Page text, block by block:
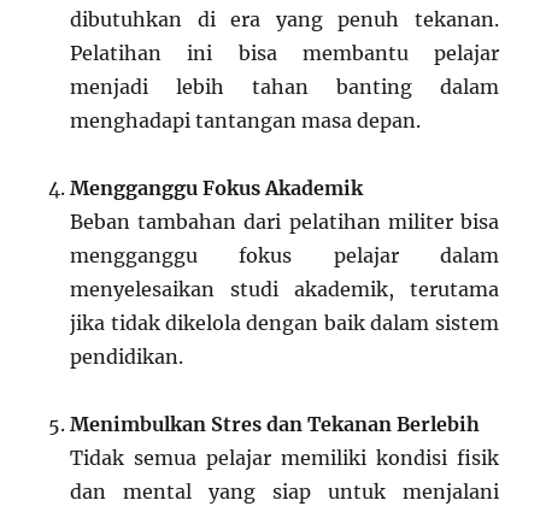
dibutuhkan di era yang penuh tekanan.
Pelatihan ini bisa membantu pelajar
menjadi lebih tahan banting dalam
menghadapi tantangan masa depan.
Mengganggu Fokus Akademik
Beban tambahan dari pelatihan militer bisa
mengganggu fokus pelajar dalam
menyelesaikan studi akademik, terutama
jika tidak dikelola dengan baik dalam sistem
pendidikan.
Menimbulkan Stres dan Tekanan Berlebih
Tidak semua pelajar memiliki kondisi fisik
dan mental yang siap untuk menjalani